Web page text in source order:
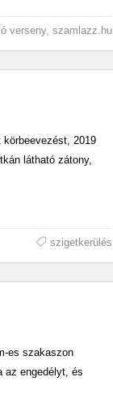
verseny, szamlazz.hu
2019
látható zátony,
szigetkerülés
es szakaszon
az engedélyt, és